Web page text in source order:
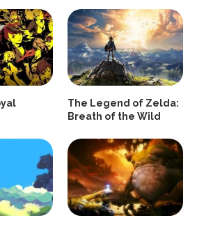
The Legend of Zelda:
Breath of the Wild